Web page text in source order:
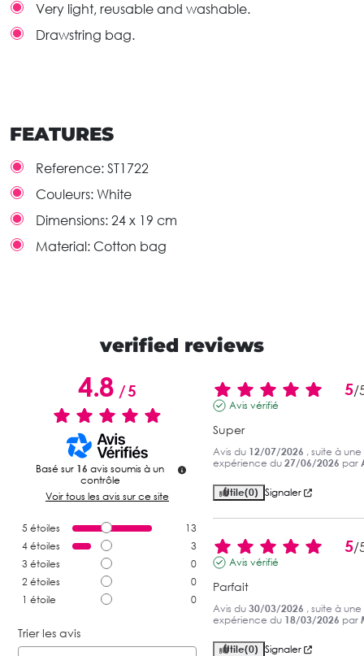
Very light, reusable and washable.
Drawstring bag.
FEATURES
Reference: ST1722
Couleurs: White
Dimensions: 24 x 19 cm
Material: Cotton bag
verified reviews
4.8/5
Basé sur 16 avis soumis à un
contrôle
Voir tous les avis sur ce site
5 étoiles
13
4 étoiles
3
3 étoiles
0
2 étoiles
0
1 étoile 0
Trier les avis
5/
Avis vérifié
Super
Avis du 12/07/2026 , suite à une
expérience du 27/06/2026 par
Utile(0) Signaler
5/
Avis vérifié
Parfait
Avis du 30/03/2026 , suite à une
expérience du 18/03/2026 par
Utile(0) Signaler